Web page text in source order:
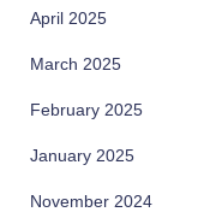
April 2025
March 2025
February 2025
January 2025
November 2024